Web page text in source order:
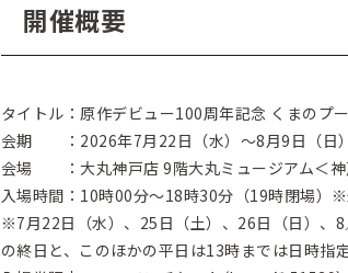
開催概要
タイトル：原作デビュー100周年記念 くまのプ
会期 ：2026年7月22日（水）～8月9日（日）
会場 ：大丸神戸店 9階大丸ミュージアム＜神
入場時間：10時00分～18時30分（19時閉場）
※7月22日（水）、25日（土）、26日（日）、8
の終日と、このほかの平日は13時までは日時指